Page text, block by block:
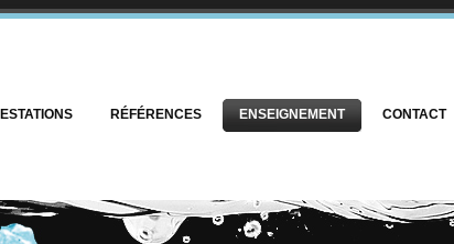
RÉFÉRENCES ENSEIGNEMENT CONTACT